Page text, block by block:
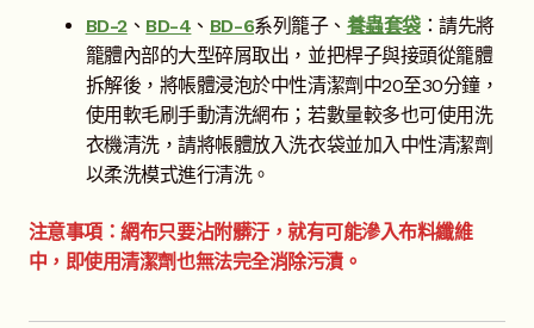
開
子
選
單
飼養產品問答
展
開
子
選
單
飼養產品挑選
飼養產品使用
採集產品問答
展
BD-2、 BD-4 、 BD-6系列籠子、 養蟲套袋：請先將
籠體內部的大型碎屑取出，並把桿子與接頭從籠體
拆解後，將帳體浸泡於中性清潔劑中20至30分鐘，
使用軟毛刷手動清洗網布；若數量較多也可使用洗
衣機清洗，請將帳體放入洗衣袋並加入中性清潔劑
以柔洗模式進行清洗。
注意事項：網布只要沾附髒汙，就有可能滲入布料纖維
中，即使用清潔劑也無法完全消除污漬。